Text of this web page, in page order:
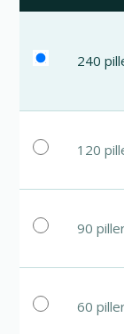
240
120
90
60